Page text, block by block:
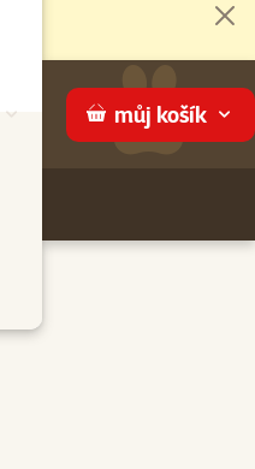
můj košík